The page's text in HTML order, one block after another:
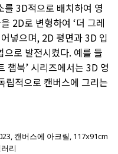
3D적으로 배치하여 영
2D로 변형하여 ‘더 그레
넣으며, 2D 평면과 3D 입
로 발전시켰다. 예를 들
챕북’ 시리즈에서는 3D 영
립적으로 캔버스에 그리는
캔버스에 아크릴, 117x91cm
리